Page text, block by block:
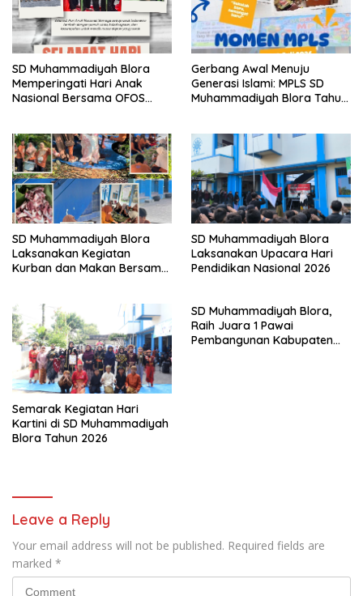
SD Muhammadiyah Blora
Memperingati Hari Anak
Nasional Bersama OFOS
Gerbang Awal Menuju
Generasi Islami: MPLS SD
Muhammadiyah Blora Tahun
SD Muhammadiyah Blora
Laksanakan Kegiatan
Kurban dan Makan Bersama
SD Muhammadiyah Blora
Laksanakan Upacara Hari
Pendidikan Nasional 2026
Semarak Kegiatan Hari
Kartini di SD Muhammadiyah
Blora Tahun 2026
SD Muhammadiyah Blora,
Raih Juara 1 Pawai
Pembangunan Kabupaten
Leave a Reply
Your email address will not be published. Required fields are
marked *